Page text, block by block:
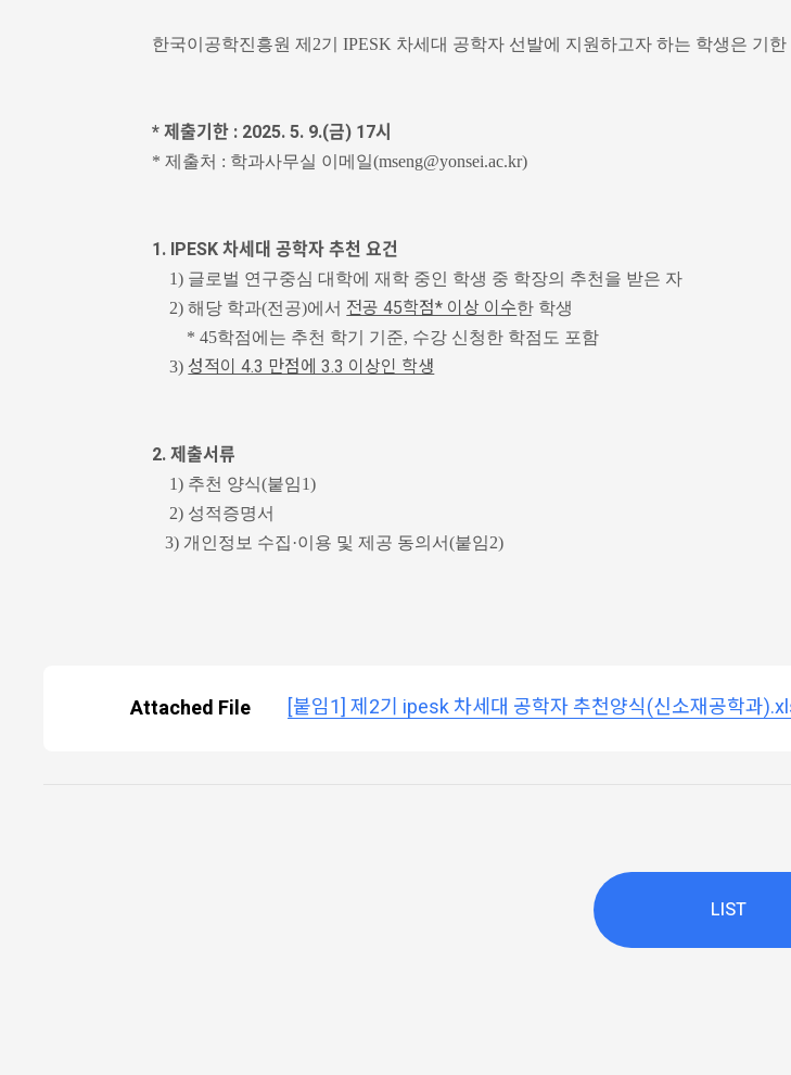
한국이공학진흥원 제2기 IPESK 차세대 공학자 선발에 지원하고자 하는 학생은 기
* 제출기한 : 2025. 5. 9.(금) 17시
* 제출처 : 학과사무실 이메일(mseng@yonsei.ac.kr)
1. IPESK 차세대 공학자 추천 요건
1) 글로벌 연구중심 대학에 재학 중인 학생 중 학장의 추천을 받은 자
2) 해당 학과(전공)에서 전공 45학점* 이상 이수한 학생
* 45학점에는 추천 학기 기준, 수강 신청한 학점도 포함
3) 성적이 4.3 만점에 3.3 이상인 학생
2. 제출서류
1) 추천 양식(붙임1)
2) 성적증명서
3) 개인정보 수집·이용 및 제공 동의서(붙임2)
Attached File [붙임1] 제2기 ipesk 차세대 공학자 추천양식(신소재공학과
LIST